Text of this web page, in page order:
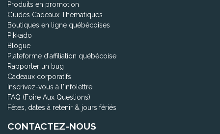
Produits en promotion
Guides Cadeaux Thématiques
Boutiques en ligne québécoises
Pikkado
Blogue
Plateforme d'affiliation québécoise
Rapporter un bug
Cadeaux corporatifs
Inscrivez-vous à l'infolettre
FAQ (Foire Aux Questions)
Fêtes, dates à retenir & jours fériés
CONTACTEZ-NOUS